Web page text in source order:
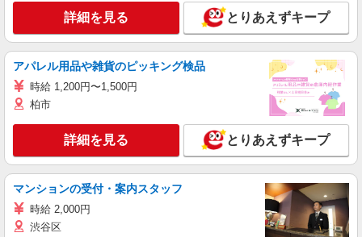
詳細を見る とりあえずキープ
アパレル用品や雑貨のピッキング検品
時給 1,200円〜1,500円
柏市
詳細を見る とりあえずキープ
マンションの受付・案内スタッフ
時給 2,000円
渋谷区